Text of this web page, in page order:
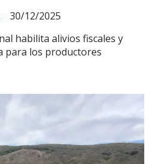
habilita alivios fiscales y
para los productores
30/12/2025